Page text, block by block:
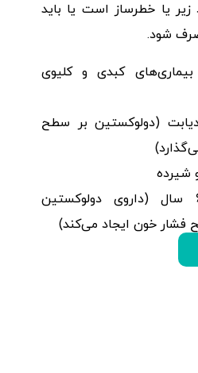
زیر یا خطرساز است یا باید
شود.
بیماری‌های کبدی و کلیوی
دیابت (دولوکستین بر سطح
شیرده
افراد بالای 65 سال (داروی دولوکستین
فشار خون ایجاد می‌کند)